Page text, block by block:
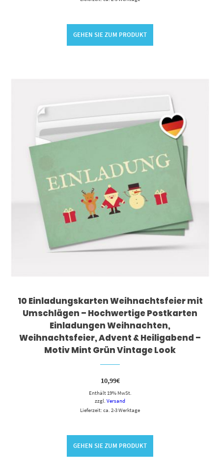
GEHEN SIE ZUM PRODUKT
10 Einladungskarten Weihnachtsfeier mit
Umschlägen – Hochwertige Postkarten
Einladungen Weihnachten,
Weihnachtsfeier, Advent & Heiligabend –
Motiv Mint Grün Vintage Look
10,99€
Enthält 19% MwSt.
zzgl. Versand
Lieferzeit: ca. 2-3 Werktage
GEHEN SIE ZUM PRODUKT